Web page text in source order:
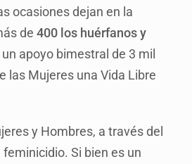
ocasiones dejan en la
de 400 los huérfanos y
apoyo bimestral de 3 mil
las Mujeres una Vida Libre
y Hombres, a través del
Si bien es un